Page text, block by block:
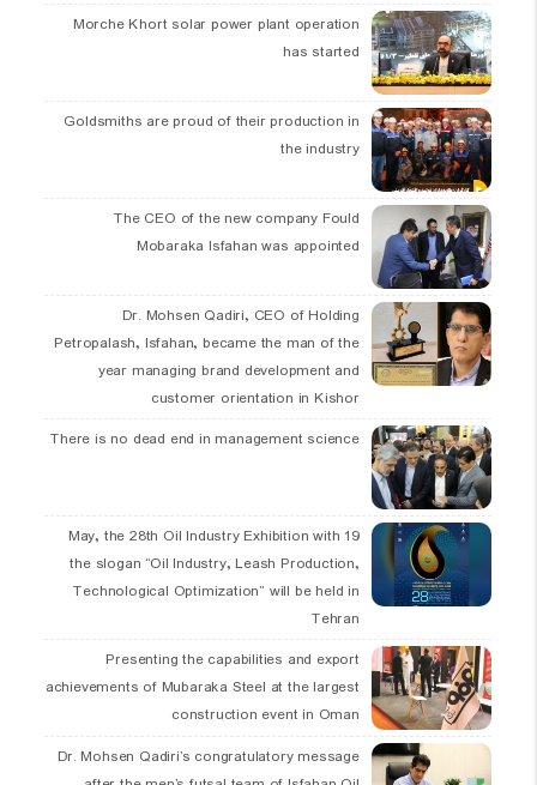
Morche Khort solar power plant operation
has started
Goldsmiths are proud of their production in
the industry
The CEO of the new company Fould
Mobaraka Isfahan was appointed
Dr. Mohsen Qadiri, CEO of Holding
Petropalash, Isfahan, became the man of the
year managing brand development and
customer orientation in Kishor
There is no dead end in management science
19 May, the 28th Oil Industry Exhibition with
the slogan “Oil Industry, Leash Production,
Technological Optimization” will be held in
Tehran
Presenting the capabilities and export
achievements of Mubaraka Steel at the largest
construction event in Oman
Dr. Mohsen Qadiri’s congratulatory message